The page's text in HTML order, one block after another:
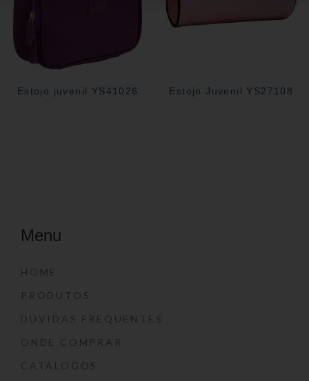
Estojo juvenil YS41026 Estojo Juvenil YS27108
Menu
HOME
PRODUTOS
DÚVIDAS FREQUENTES
ONDE COMPRAR
CATÁLOGOS